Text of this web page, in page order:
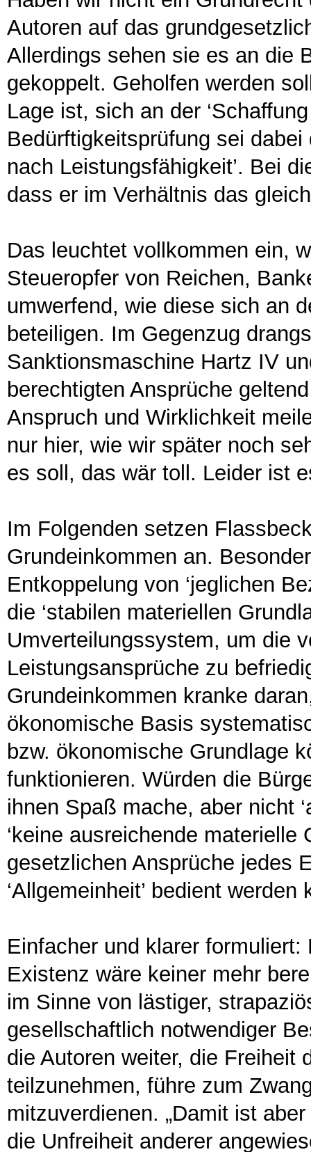
Autoren auf das
Allerdings sehen sie es an die
gekoppelt. Geholfen werden
Lage ist, sich an der
Bedürftigkeitsprüfung sei
nach Leistungsfähigkeit’. Bei
dass er im Verhältnis das
Das leuchtet vollkommen ein,
Steueropfer von Reichen,
umwerfend, wie diese sich an
beteiligen. Im Gegenzug
Sanktionsmaschine Hartz IV
berechtigten Ansprüche
Anspruch und Wirklichkeit
nur hier, wie wir später noch
es soll, das wär toll. Leider ist
Im Folgenden setzen
Grundeinkommen an.
Entkoppelung von ‘jeglichen
die ‘stabilen materiellen
Umverteilungssystem, um die
Leistungsansprüche zu
Grundeinkommen kranke
ökonomische Basis
bzw. ökonomische Grundlage
funktionieren. Würden die
ihnen Spaß mache, aber nicht
‘keine ausreichende
gesetzlichen Ansprüche jedes
‘Allgemeinheit’ bedient werden
Einfacher und klarer
Existenz wäre keiner mehr
im Sinne von lästiger,
gesellschaftlich notwendiger
die Autoren weiter, die Freiheit
teilzunehmen, führe zum
mitzuverdienen. „Damit ist
die Unfreiheit anderer